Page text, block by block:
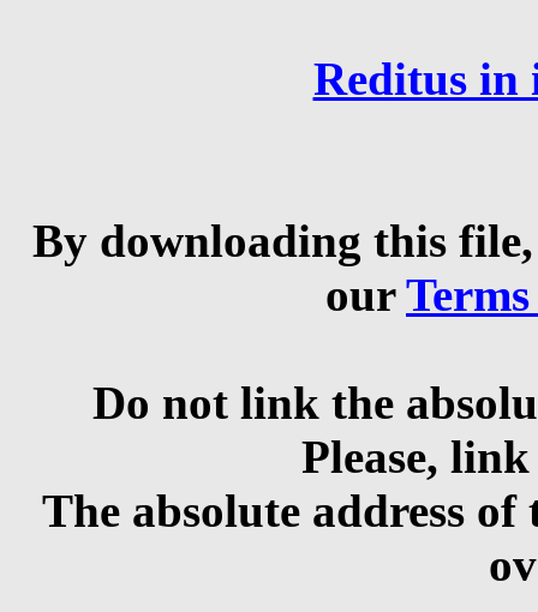
Reditus in
By downloading this
our
Do not link the
Please,
The absolute address